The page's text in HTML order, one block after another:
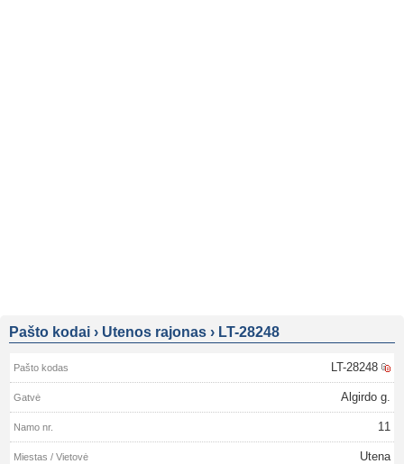
Pašto kodai › Utenos rajonas › LT-28248
LT-28248
Algirdo g.
11
Utena